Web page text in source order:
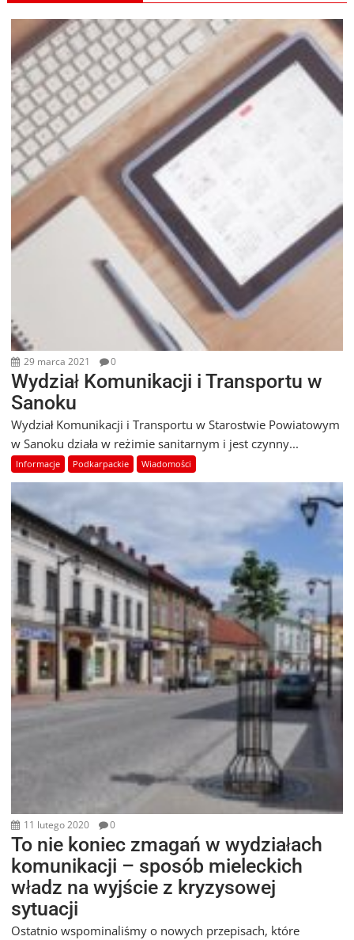
29 marca 2021 0
Wydział Komunikacji i Transportu w
Sanoku
Wydział Komunikacji i Transportu w Starostwie Powiatowym
w Sanoku działa w reżimie sanitarnym i jest czynny...
Informacje Podkarpackie Wiadomości
11 lutego 2020 0
To nie koniec zmagań w wydziałach
komunikacji – sposób mieleckich
władz na wyjście z kryzysowej
sytuacji
Ostatnio wspominaliśmy o nowych przepisach, które